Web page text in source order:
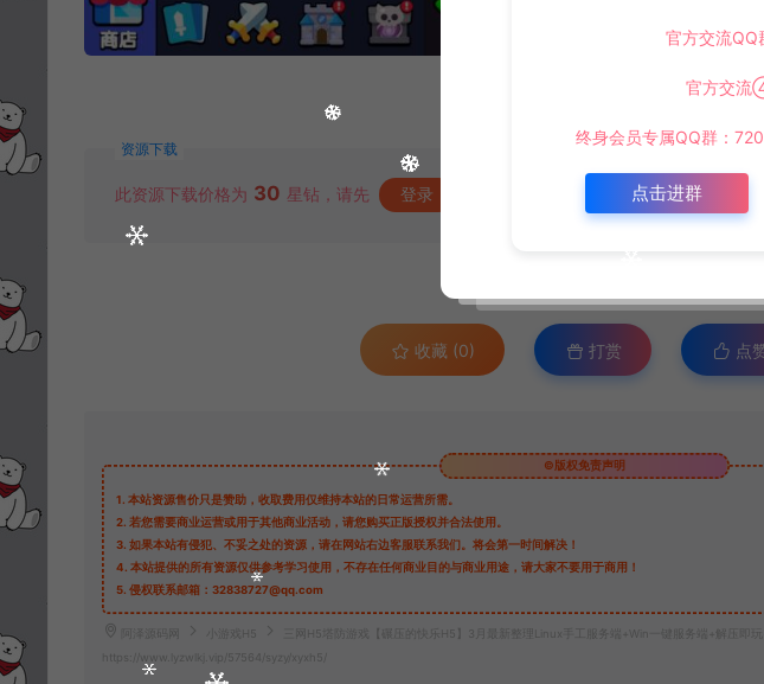
资源下载
此资源下载价格为 30 星钻，请先 登录
收藏 (0) 打赏 点
©版权免责声明
1. 本站资源售价只是赞助，收取费用仅维持本站的日常运营所需。
2. 若您需要商业运营或用于其他商业活动，请您购买正版授权并合法使用。
3. 如果本站有侵犯、不妥之处的资源，请在网站右边客服联系我们。将会第一时间解决！
4. 本站提供的所有资源仅供参考学习使用，不存在任何商业目的与商业用途，请大家不要用于商用！
5. 侵权联系邮箱：32838727@qq.com
阿泽源码网 小游戏H5
三网H5塔防游戏【碾压的快乐H5】3月最新整理Linux手工服务端+Win一键服务端+解压即
https://www.lyzwlkj.vip/57564/syzy/xyxh5/
官方交流
官方交流
终身会员专属QQ群：
点击进群